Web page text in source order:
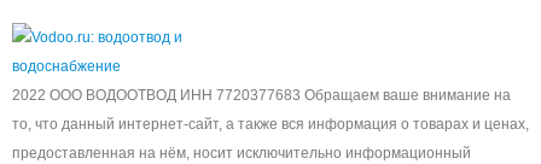
2022 ООО ВОДООТВОД ИНН 7720377683 Обращаем ваше внимание на
то, что данный интернет-сайт, а также вся информация о товарах и ценах,
предоставленная на нём, носит исключительно информационный